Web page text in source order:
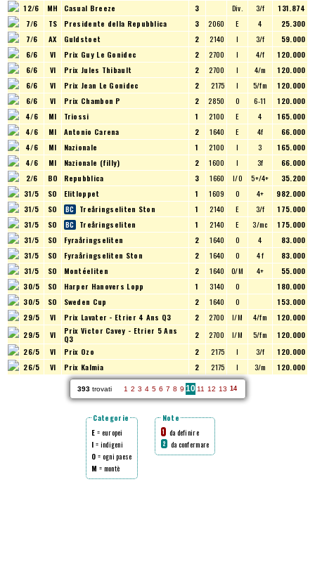
12/6
MH Casual Breeze 3 Div. 3/f
131.874
7/6
TS Presidente della Repubblica 3 2060 E 4
25.300
7/6
AX Guldstoet 2 2140 I 3/f
59.000
6/6
VI Prix Guy Le Gonidec 2 2700 I 4/f
120.000
6/6
VI Prix Jules Thibault 2 2700 I 4/m
120.000
6/6
VI Prix Jean Le Gonidec 2 2175 I 5/fm
120.000
6/6
VI Prix Chambon P 2 2850 O 6-11
120.000
4/6
MI Triossi 1 2100 E 4
165.000
4/6
MI Antonio Carena 2 1640 E 4f
66.000
4/6
MI Nazionale 1 2100 I 3
165.000
4/6
MI Nazionale (filly) 2 1600 I 3f
66.000
2/6
BO Repubblica 3 1660 I/O 5+/4+
35.200
31/5
SO Elitloppet 1 1609 O 4+
982.000
31/5
SO Treåringseliten Ston 1 2140 E 3/f
175.000
31/5
SO Treåringseliten 1 2140 E 3/mc
175.000
31/5
SO Fyraåringseliten 2 1640 O 4
83.000
31/5
SO Fyraåringseliten Ston 2 1640 O 4 f
83.000
31/5
SO Montéeliten 2 1640 O/M 4+
55.000
30/5
SO Harper Hanovers Lopp 1 3140 O
180.000
30/5
SO Sweden Cup 2 1640 O
153.000
29/5
VI Prix Lavater - Etrier 4 Ans Q3 2 2700 I/M 4/fm
120.000
29/5
VI Prix Victor Cavey - Etrier 5 Ans
Q3 2 2700 I/M 5/fm
120.000
26/5
VI Prix Ozo 2 2175 I 3/f
120.000
26/5
VI Prix Kalmia 2 2175 I 3/m 120.000
393trovati 1 2 3 4 5 6 7 8 9 10 11 12 13 14
Categorie
E = europei
I = indigeni
O = ogni paese
M = montè
Note
1 da definire
2 da confermare